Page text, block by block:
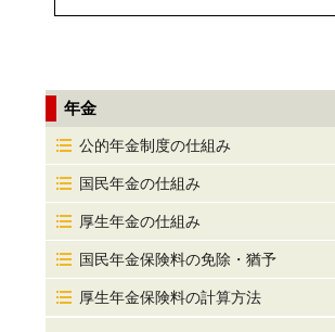
年金
公的年金制度の仕組み
国民年金の仕組み
厚生年金の仕組み
国民年金保険料の免除・猶予
厚生年金保険料の計算方法